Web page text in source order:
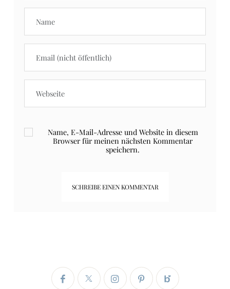
Name, E-Mail-Adresse und Website in diesem
Browser für meinen nächsten Kommentar
speichern.